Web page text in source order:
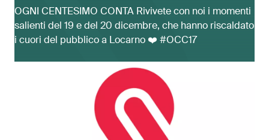
OGNI CENTESIMO CONTA Rivivete con noi i momenti
salienti del 19 e del 20 dicembre, che hanno riscaldato
i cuori del pubblico a Locarno ❤️ #OCC17